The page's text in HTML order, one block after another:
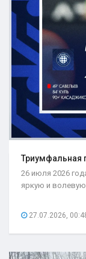
Триумфальная
26 июля 2026
яркую и волевую
27.07.2026,